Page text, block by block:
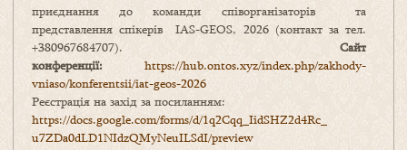
приєднання до команди співорганізаторів та
представлення спікерів IAS-GEOS, 2026 (контакт за тел.
+380967684707). Сайт
конференції: https://hub.ontos.xyz/index.php/zakhody-
vniaso/konferentsii/iat-geos-2026
Реєстрація на захід за посиланням:
https://docs.google.com/forms/d/1q2Cqq_IidSHZ2d4Rc_
u7ZDa0dLD1NIdzQMyNeuILSdI/preview